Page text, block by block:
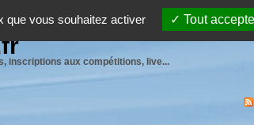
que vous souhaitez activer Tout
inscriptions aux compétitions, live...